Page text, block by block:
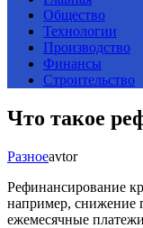
Общество
Технологии
Производство
Финансы
Строительство
Что такое
Разноеavtor
Рефинансирование
например, снижение
ежемесячные